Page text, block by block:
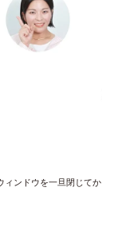
ンドウを一旦閉じてか